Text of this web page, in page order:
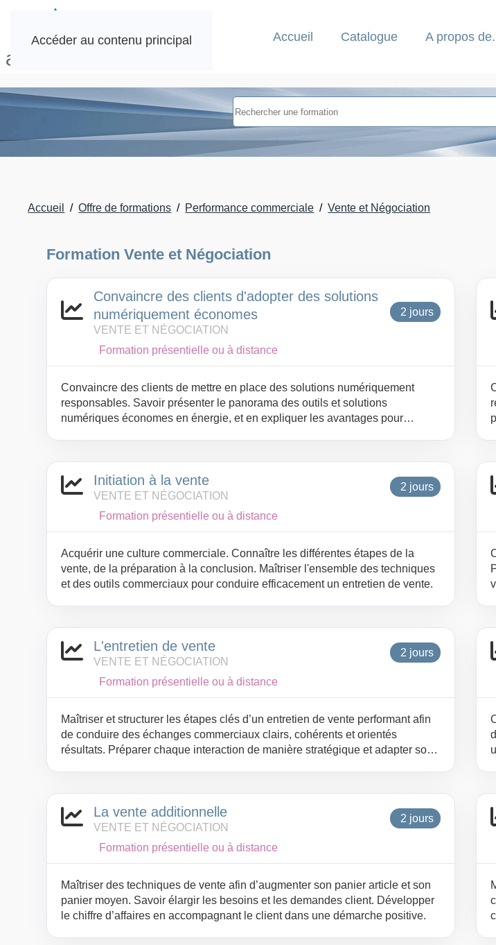
Accéder au contenu principal Accueil Catalogue A propos
Accueil Offre de formations Performance commerciale Vente et Négociation
Formation Vente et Négociation
Convaincre des clients d'adopter des solutions
numériquement économes
VENTE ET NÉGOCIATION
2 jours
Formation présentielle ou à distance
Convaincre des clients de mettre en place des solutions numériquement
responsables. Savoir présenter le panorama des outils et solutions
numériques économes en énergie, et en expliquer les avantages pour
achats…). Identifier les cas d'usage chez son client en termes de retour sur
investissement et de réduction d'empreinte écologique. Savoir mettre en
place un argumentaire permettant de répondre aux questions et objections de
ses clients.
Initiation à la vente
VENTE ET NÉGOCIATION
2 jours
Formation présentielle ou à distance
Acquérir une culture commerciale. Connaître les différentes étapes de la
vente, de la préparation à la conclusion. Maîtriser l'ensemble des techniques
et des outils commerciaux pour conduire efficacement un entretien de vente.
L'entretien de vente
VENTE ET NÉGOCIATION
2 jours
Formation présentielle ou à distance
Maîtriser et structurer les étapes clés d’un entretien de vente performant afin
de conduire des échanges commerciaux clairs, cohérents et orientés
résultats. Préparer chaque interaction de manière stratégique et adapter son
et conclure avec assurance afin de bâtir une relation durable et gagnant-
gagnant avec le client.
La vente additionnelle
VENTE ET NÉGOCIATION
2 jours
Formation présentielle ou à distance
Maîtriser des techniques de vente afin d’augmenter son panier article et son
panier moyen. Savoir élargir les besoins et les demandes client. Développer
le chiffre d’affaires en accompagnant le client dans une démarche positive.